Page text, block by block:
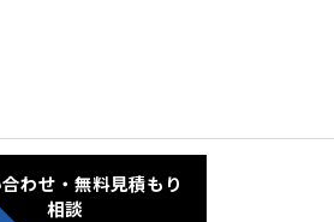
わせ・無料見積もり
相談